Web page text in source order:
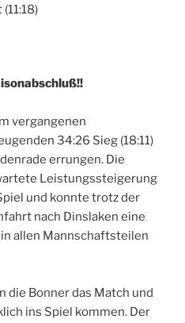
vergangenen
34:26 Sieg (18:11)
errungen. Die
Leistungssteigerung
und konnte trotz der
nach Dinslaken eine
allen Mannschaftsteilen
die Bonner das Match und
ins Spiel kommen. Der